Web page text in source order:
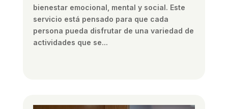
bienestar emocional, mental y social. Este
servicio está pensado para que cada
persona pueda disfrutar de una variedad de
actividades que se...